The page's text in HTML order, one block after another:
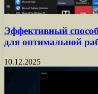
Эффективный
для оптимальной
10.12.2025